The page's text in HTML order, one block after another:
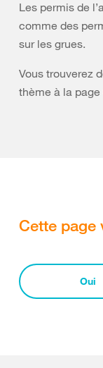
Les permis de
comme des
sur les grues.
Vous trouverez
thème à la page
Cette page
Oui